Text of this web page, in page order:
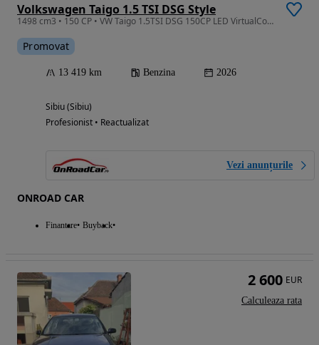
Volkswagen Taigo 1.5 TSI DSG Style
1498 cm3 • 150 CP • VW Taigo 1.5TSI DSG 150CP LED VirtualCockpit Keyless Garantie
Promovat
13 419 km Benzina 2026
Sibiu (Sibiu)
Profesionist • Reactualizat
Vezi anunțurile
ONROAD CAR
Finantare Buyback
2 600 EUR
Calculeaza rata